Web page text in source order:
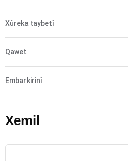
Xûreka taybetî
Qawet
Embarkirinî
Xemil